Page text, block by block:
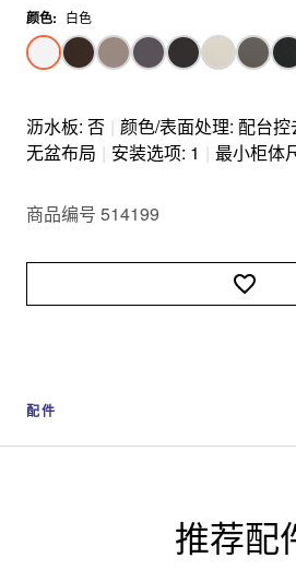
颜色: 白色
沥水板: 否 | 颜色/表面处理: 配台控
无盆布局 | 安装选项: 1 | 最小柜体
商品编号 514199
配件
推荐配